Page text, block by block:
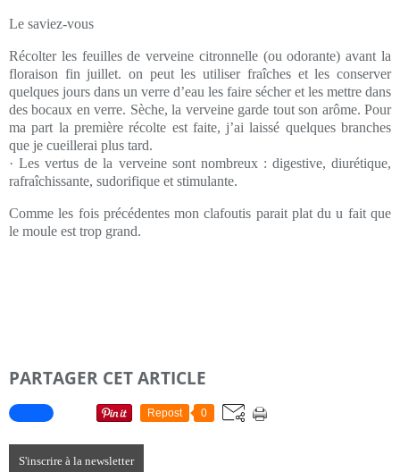
Le saviez-vous
Récolter les feuilles de verveine citronnelle (ou odorante) avant la
floraison fin juillet. on peut les utiliser fraîches et les conserver
quelques jours dans un verre d’eau les faire sécher et les mettre dans
des bocaux en verre. Sèche, la verveine garde tout son arôme. Pour
ma part la première récolte est faite, j’ai laissé quelques branches
que je cueillerai plus tard.
· Les vertus de la verveine sont nombreux : digestive, diurétique,
rafraîchissante, sudorifique et stimulante.
Comme les fois précédentes mon clafoutis parait plat du u fait que
le moule est trop grand.
PARTAGER CET ARTICLE
Repost 0
S'inscrire à la newsletter